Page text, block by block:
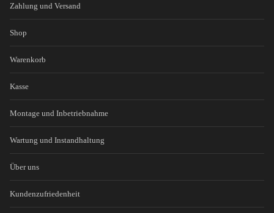
Zahlung und Versand
Shop
Warenkorb
Kasse
Montage und Inbetriebnahme
Wartung und Instandhaltung
Über uns
Kundenzufriedenheit